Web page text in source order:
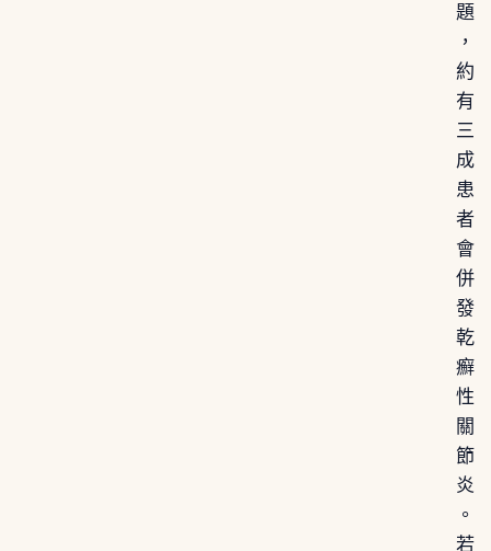
題
，
約
有
三
成
患
者
會
併
發
乾
癬
性
關
節
炎
。
若